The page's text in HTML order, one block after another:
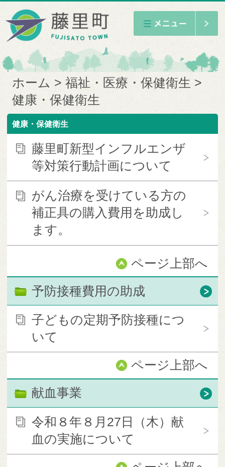
ホーム
福祉・医療・保健衛生
健康・保健衛生
健康・保健衛生
藤里町新型インフルエンザ
等対策行動計画について
がん治療を受けている方の
補正具の購入費用を助成し
ます。
ページ上部へ
予防接種費用の助成
子どもの定期予防接種につ
いて
ページ上部へ
献血事業
令和８年８月27日（木）献
血の実施について